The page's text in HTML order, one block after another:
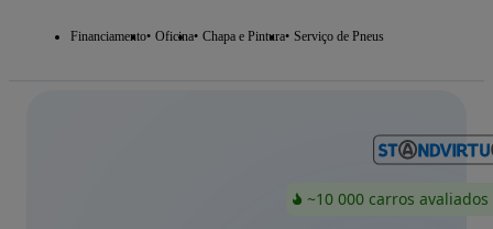
Financiamento Oficina Chapa e Pintura Serviço de Pneus
~10 000 carros